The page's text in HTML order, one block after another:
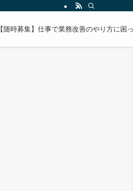
【随時募集】仕事で業務改善のやり方に